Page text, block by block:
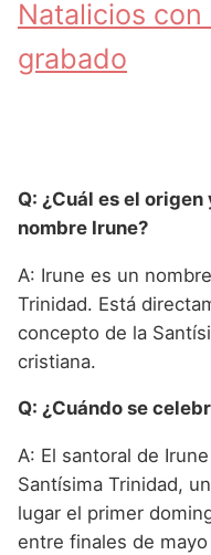
Natalicios
grabado
Q: ¿Cuál es el
nombre Irune?
A: Irune es un
Trinidad. Está
concepto de la
cristiana.
Q: ¿Cuándo se
A: El santoral de
Santísima Trinidad,
lugar el primer
entre finales de